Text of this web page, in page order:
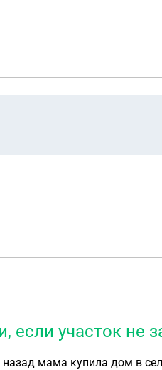
участок не
мама купила дом в